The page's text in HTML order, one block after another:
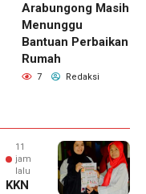
Arabungong Masih
Menunggu
Bantuan Perbaikan
Rumah
7 Redaksi
11
jam
lalu
KKN